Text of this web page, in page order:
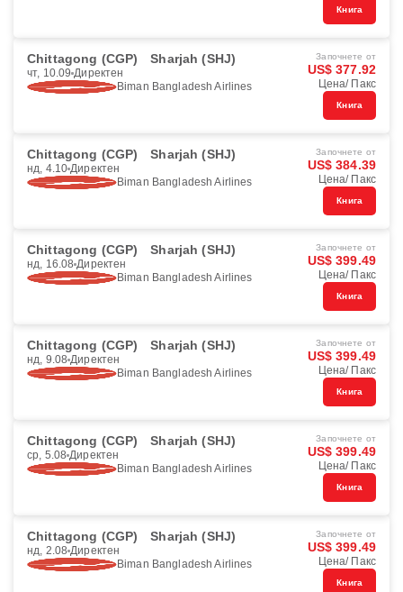
Книга
Chittagong (CGP) Sharjah (SHJ)
чт, 10.09 Директен
Biman Bangladesh Airlines
Започнете от
US$ 377.92
Цена/ Пакс
Книга
Chittagong (CGP) Sharjah (SHJ)
нд, 4.10 Директен
Biman Bangladesh Airlines
Започнете от
US$ 384.39
Цена/ Пакс
Книга
Chittagong (CGP) Sharjah (SHJ)
нд, 16.08 Директен
Biman Bangladesh Airlines
Започнете от
US$ 399.49
Цена/ Пакс
Книга
Chittagong (CGP) Sharjah (SHJ)
нд, 9.08 Директен
Biman Bangladesh Airlines
Започнете от
US$ 399.49
Цена/ Пакс
Книга
Chittagong (CGP) Sharjah (SHJ)
ср, 5.08 Директен
Biman Bangladesh Airlines
Започнете от
US$ 399.49
Цена/ Пакс
Книга
Chittagong (CGP) Sharjah (SHJ)
нд, 2.08 Директен
Biman Bangladesh Airlines
Започнете от
US$ 399.49
Цена/ Пакс
Книга